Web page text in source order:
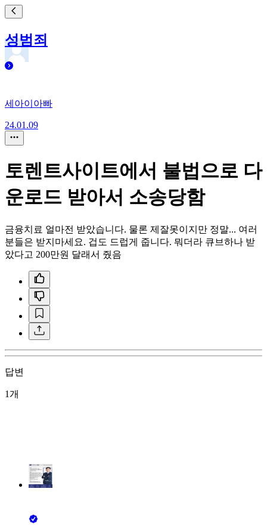
성범죄
세아이아빠
24.01.09
토렌트사이트에서 불법으로 다
운로드 받아서 소송당함
금융치료 얼마전 받았습니다. 물론 제잘못이지만 정말... 여러
분들은 받지마세요. 겁도 드럽게 줍니다. 뭐더라 큐브하나 받
았다고 200만원 달래서 줬음
답변
1개